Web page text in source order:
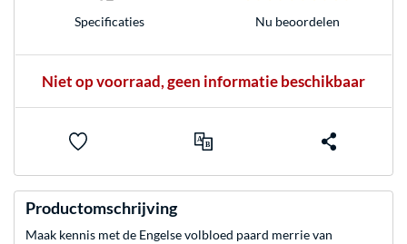
Specificaties Nu beoordelen
Niet op voorraad, geen informatie beschikbaar
Productomschrijving
Maak kennis met de Engelse volbloed paard merrie van